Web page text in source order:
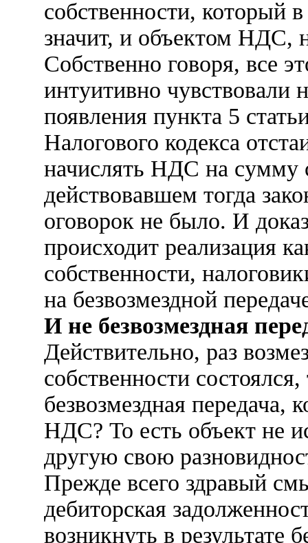
собственности, который
значит, и объектом НДС,
Собственно говоря, все
интуитивно чувствовали
появления пункта 5
Налогового кодекса
начислять НДС на сумму
действовавшем тогда
оговорок не было. И
происходит реализация
собственности,
на безвозмездной
И не безвозмездная
Действительно, раз
собственности
безвозмездная передача,
НДС? То есть объект не
другую свою
Прежде всего здравый
дебиторская
возникнуть в результате